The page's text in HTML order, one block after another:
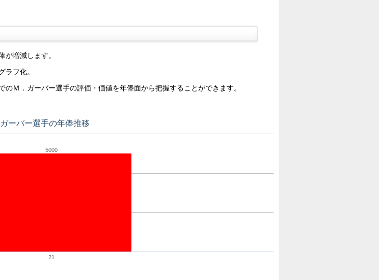
が増減します。
ラフ化。
Ｍ．ガーバー選手の評価・価値を年俸面から把握することができます。
ーバー選手の年俸推移
5000
21